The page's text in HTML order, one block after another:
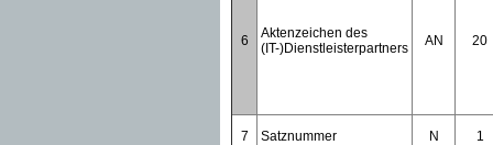
6
Aktenzeichen des
(IT-)Dienstleisterpartners
AN 20
7 Satznummer N 1